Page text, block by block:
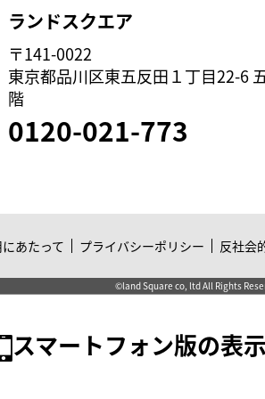
ランドスクエア
〒141-0022
東京都品川区東五反田１丁目22-6
階
0120-021-773
あたって プライバシーポリシー 反社会
©land Square co, ltd All Rights
スマートフォン版の表